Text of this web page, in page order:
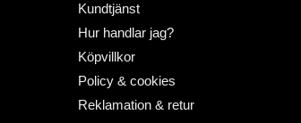
Kundtjänst
Hur handlar jag?
Köpvillkor
Policy & cookies
Reklamation & retur